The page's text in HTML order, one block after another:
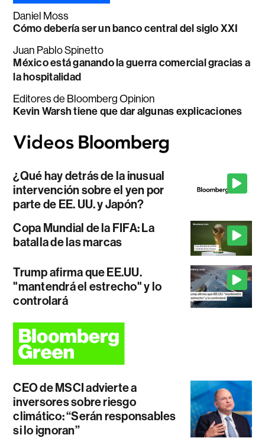
Daniel Moss
Cómo debería ser un banco central del siglo XXI
Juan Pablo Spinetto
México está ganando la guerra comercial gracias a
la hospitalidad
Editores de Bloomberg Opinion
Kevin Warsh tiene que dar algunas explicaciones
¿Qué hay detrás de la inusual
intervención sobre el yen por
parte de EE. UU. y Japón?
Copa Mundial de la FIFA: La
batalla de las marcas
Trump afirma que EE.UU.
"mantendrá el estrecho" y lo
controlará
CEO de MSCI advierte a
inversores sobre riesgo
climático: “Serán responsables
si lo ignoran”